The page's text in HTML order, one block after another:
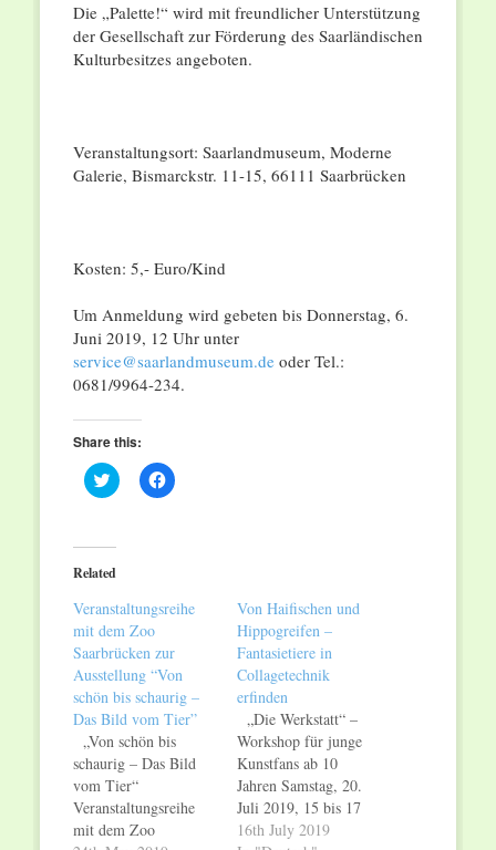
Die „Palette!“ wird mit freundlicher Unterstützung
der Gesellschaft zur Förderung des Saarländischen
Kulturbesitzes angeboten.
Veranstaltungsort: Saarlandmuseum, Moderne
Galerie, Bismarckstr. 11-15, 66111 Saarbrücken
Kosten: 5,- Euro/Kind
Um Anmeldung wird gebeten bis Donnerstag, 6.
Juni 2019, 12 Uhr unter
service@saarlandmuseum.deoder Tel.:
0681/9964-234.
Share this:
Click
to
(Opens
in
new
Click
to
Related
Veranstaltungsreihe
mit dem Zoo
Saarbrücken zur
Ausstellung “Von
schön bis schaurig –
Das Bild vom Tier”
„Von schön bis
schaurig – Das Bild
vom Tier“
Veranstaltungsreihe
mit dem Zoo
Von Haifischen und
Hippogreifen –
Fantasietiere in
Collagetechnik
erfinden
„Die Werkstatt“ –
Workshop für junge
Kunstfans ab 10
Jahren Samstag, 20.
Juli 2019, 15 bis 17
Uhr Saarlandmuseum,
16th July 2019